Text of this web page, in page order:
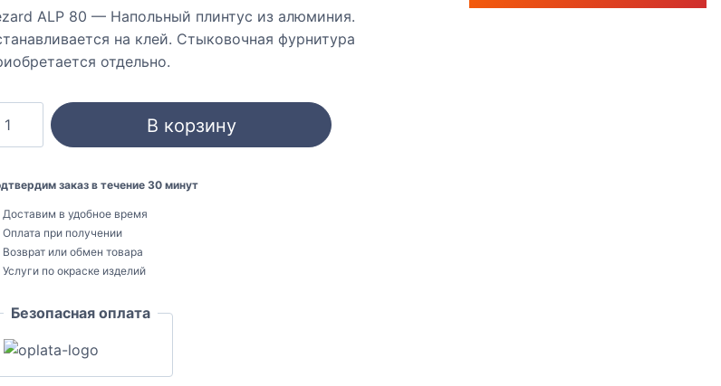
ALP 80 — Напольный плинтус из алюминия.
на клей. Стыковочная фурнитура
отдельно.
В корзину
заказ в течение 30 минут
Доставим в удобное время
Оплата при получении
Возврат или обмен товара
Услуги по окраске изделий
Безопасная оплата